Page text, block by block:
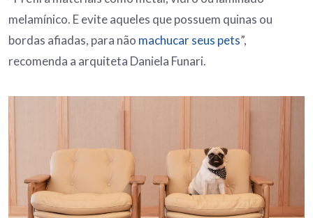
melamínico. E evite aqueles que possuem quinas ou
bordas afiadas, para não machucar seus pets”,
recomenda a arquiteta Daniela Funari.